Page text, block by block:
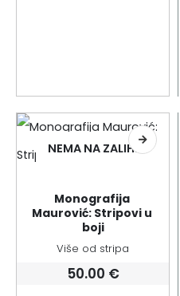
NEMA NA ZALIHI
Monografija
Maurović: Stripovi u
boji
Više od stripa
50.00 €